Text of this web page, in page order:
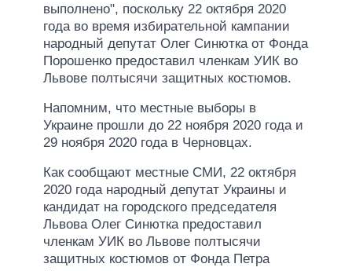
выполнено", поскольку 22 октября 2020
года во время избирательной кампании
народный депутат Олег Синютка от Фонда
Порошенко предоставил членкам УИК во
Львове полтысячи защитных костюмов.
Напомним, что местные выборы в
Украине прошли до 22 ноября 2020 года и
29 ноября 2020 года в Черновцах.
Как сообщают местные СМИ, 22 октября
2020 года народный депутат Украины и
кандидат на городского председателя
Львова Олег Синютка предоставил
членкам УИК во Львове полтысячи
защитных костюмов от Фонда Петра